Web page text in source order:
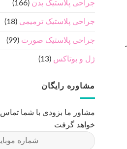
جراحی پلاستیک بدن (166)
جراحی پلاستیک ترمیمی (18)
جراحی پلاستیک صورت (99)
ژل و بوتاکس (13)
مشاوره رایگان
مشاور ما بزودی با شما تماس
خواهد گرفت